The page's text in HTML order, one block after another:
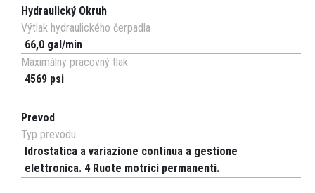
Hydraulický Okruh
Výtlak hydraulického čerpadla
66,0 gal/min
Maximálny pracovný tlak
4569 psi
Prevod
Typ prevodu
Idrostatica a variazione continua a gestione
elettronica. 4 Ruote motrici permanenti.